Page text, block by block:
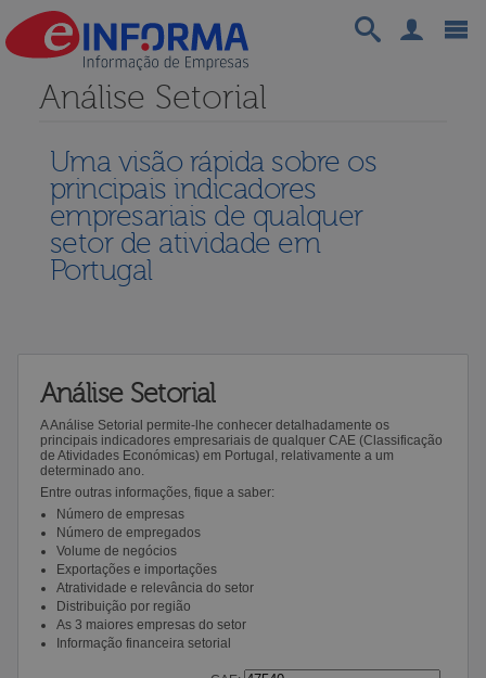
Análise Setorial
Uma visão rápida sobre os
principais indicadores
empresariais de qualquer
setor de atividade em
Portugal
Análise Setorial
A Análise Setorial permite-lhe conhecer detalhadamente os
principais indicadores empresariais de qualquer CAE (Classificação
de Atividades Económicas) em Portugal, relativamente a um
determinado ano.
Entre outras informações, fique a saber:
Número de empresas
Número de empregados
Volume de negócios
Exportações e importações
Atratividade e relevância do setor
Distribuição por região
As 3 maiores empresas do setor
Informação financeira setorial